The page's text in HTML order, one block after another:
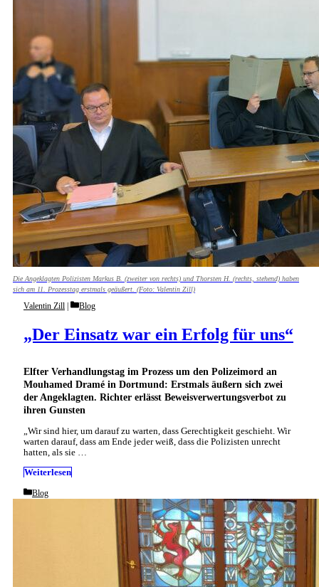
Die Angeklagten Polizisten Markus B. (zweiter von rechts) und Thorsten H. (rechts, stehend) haben
sich am 11. Prozesstag erstmals geäußert. (Foto: Valentin Zill)
Elfter Verhandlungstag im Prozess um den Polizeimord an
Mouhamed Dramé in Dortmund: Erstmals äußern sich zwei
der Angeklagten. Richter erlässt Beweisverwertungsverbot zu
ihren Gunsten
„Der Einsatz war ein Erfolg für uns“
Valentin Zill Categories
Blog
„Wir sind hier, um darauf zu warten, dass Gerechtigkeit geschieht. Wir
warten darauf, dass am Ende jeder weiß, dass die Polizisten unrecht
hatten, als sie …
Weiterlesen
Categories
Blog